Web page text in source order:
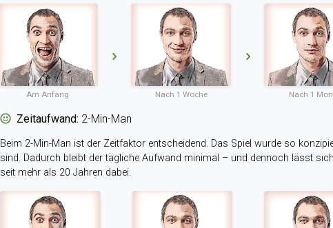
Am Anfang Nach 1 Woche Nach 1
Zeitaufwand: 2-Min-Man
Beim 2-Min-Man ist der Zeitfaktor entscheidend. Das Spiel wurde so
sind. Dadurch bleibt der tägliche Aufwand minimal – und dennoch lässt
seit mehr als 20 Jahren dabei.